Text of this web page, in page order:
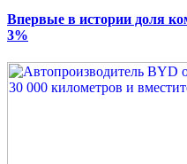
Впервые в истории доля
3%